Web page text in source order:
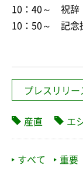
10：40～ 祝辞
10：50～ 記念
プレスリリー
産直 エ
すべて 重要